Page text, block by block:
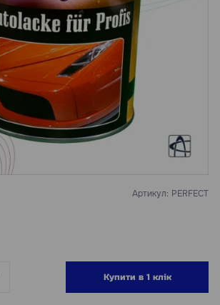
Артикул: PERFECT
Купити в 1 клік